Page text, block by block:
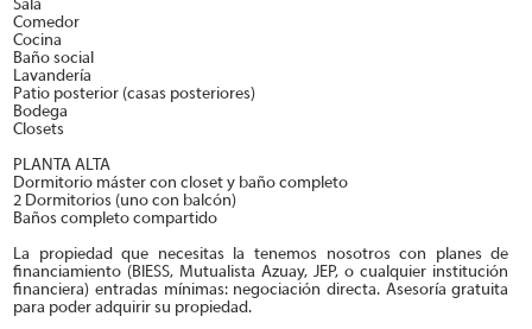
Sala
Comedor
Cocina
Baño social
Lavandería
Patio posterior (casas posteriores)
Bodega
Closets
PLANTA ALTA
Dormitorio máster con closet y baño completo
2 Dormitorios (uno con balcón)
Baños completo compartido
La propiedad que necesitas la tenemos nosotros con planes de
financiamiento (BIESS, Mutualista Azuay, JEP, o cualquier institución
financiera) entradas mínimas: negociación directa. Asesoría gratuita
para poder adquirir su propiedad.